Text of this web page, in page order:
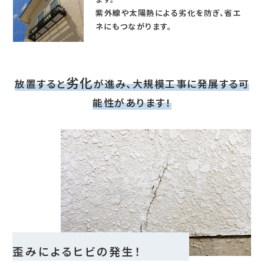
紫外線や太陽熱による劣化を防ぎ、省エ
ネにもつながります。
放置すると劣化が進み、大規模工事に発展する可
能性があります！
歪みによるヒビの発生！